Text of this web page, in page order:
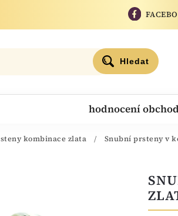
Hledat
hodnocení
kombinace zlata / Snubní prsteny v